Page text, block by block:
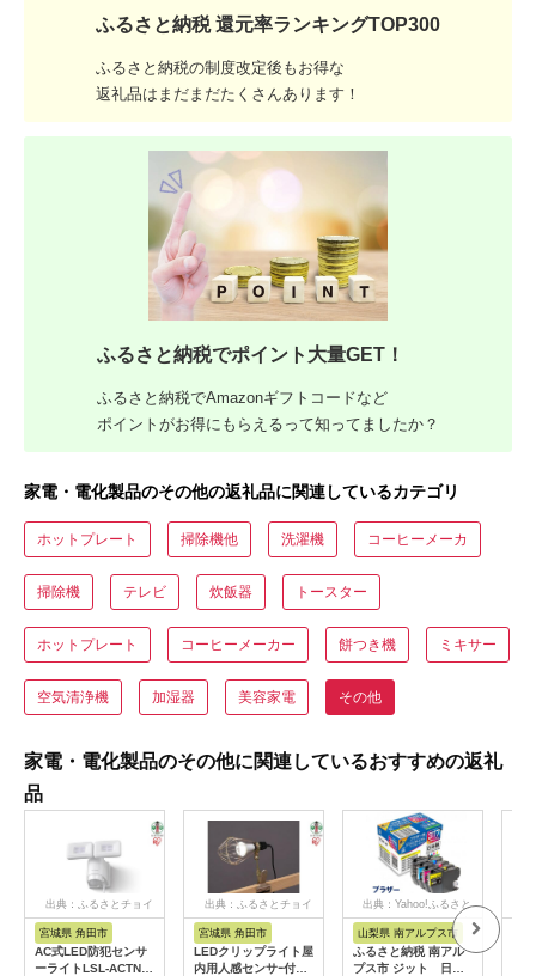
ふるさと納税 還元率ランキングTOP300
ふるさと納税の制度改定後もお得な
返礼品はまだまだたくさんあります！
ふるさと納税でポイント大量GET！
ふるさと納税でAmazonギフトコードなど
ポイントがお得にもらえるって知ってましたか？
家電・電化製品のその他の返礼品に関連しているカテゴリ
ホットプレート 掃除機他 洗濯機 コーヒーメーカ
掃除機 テレビ 炊飯器 トースター
ホットプレート コーヒーメーカー 餅つき機 ミキサー
空気清浄機 加湿器 美容家電 その他
家電・電化製品のその他に関連しているおすすめの返礼
品
出典：ふるさとチョイ
ス
宮城県 角田市
AC式LED防犯センサ
ーライトLSL-ACTN-
出典：ふるさとチョイ
ス
宮城県 角田市
LEDクリップライト屋
内用人感センサｰ付タ
出典：Yahoo!ふるさと
納税
山梨県 南アルプス市
ふるさと納税 南アル
プス市 ジット 日本